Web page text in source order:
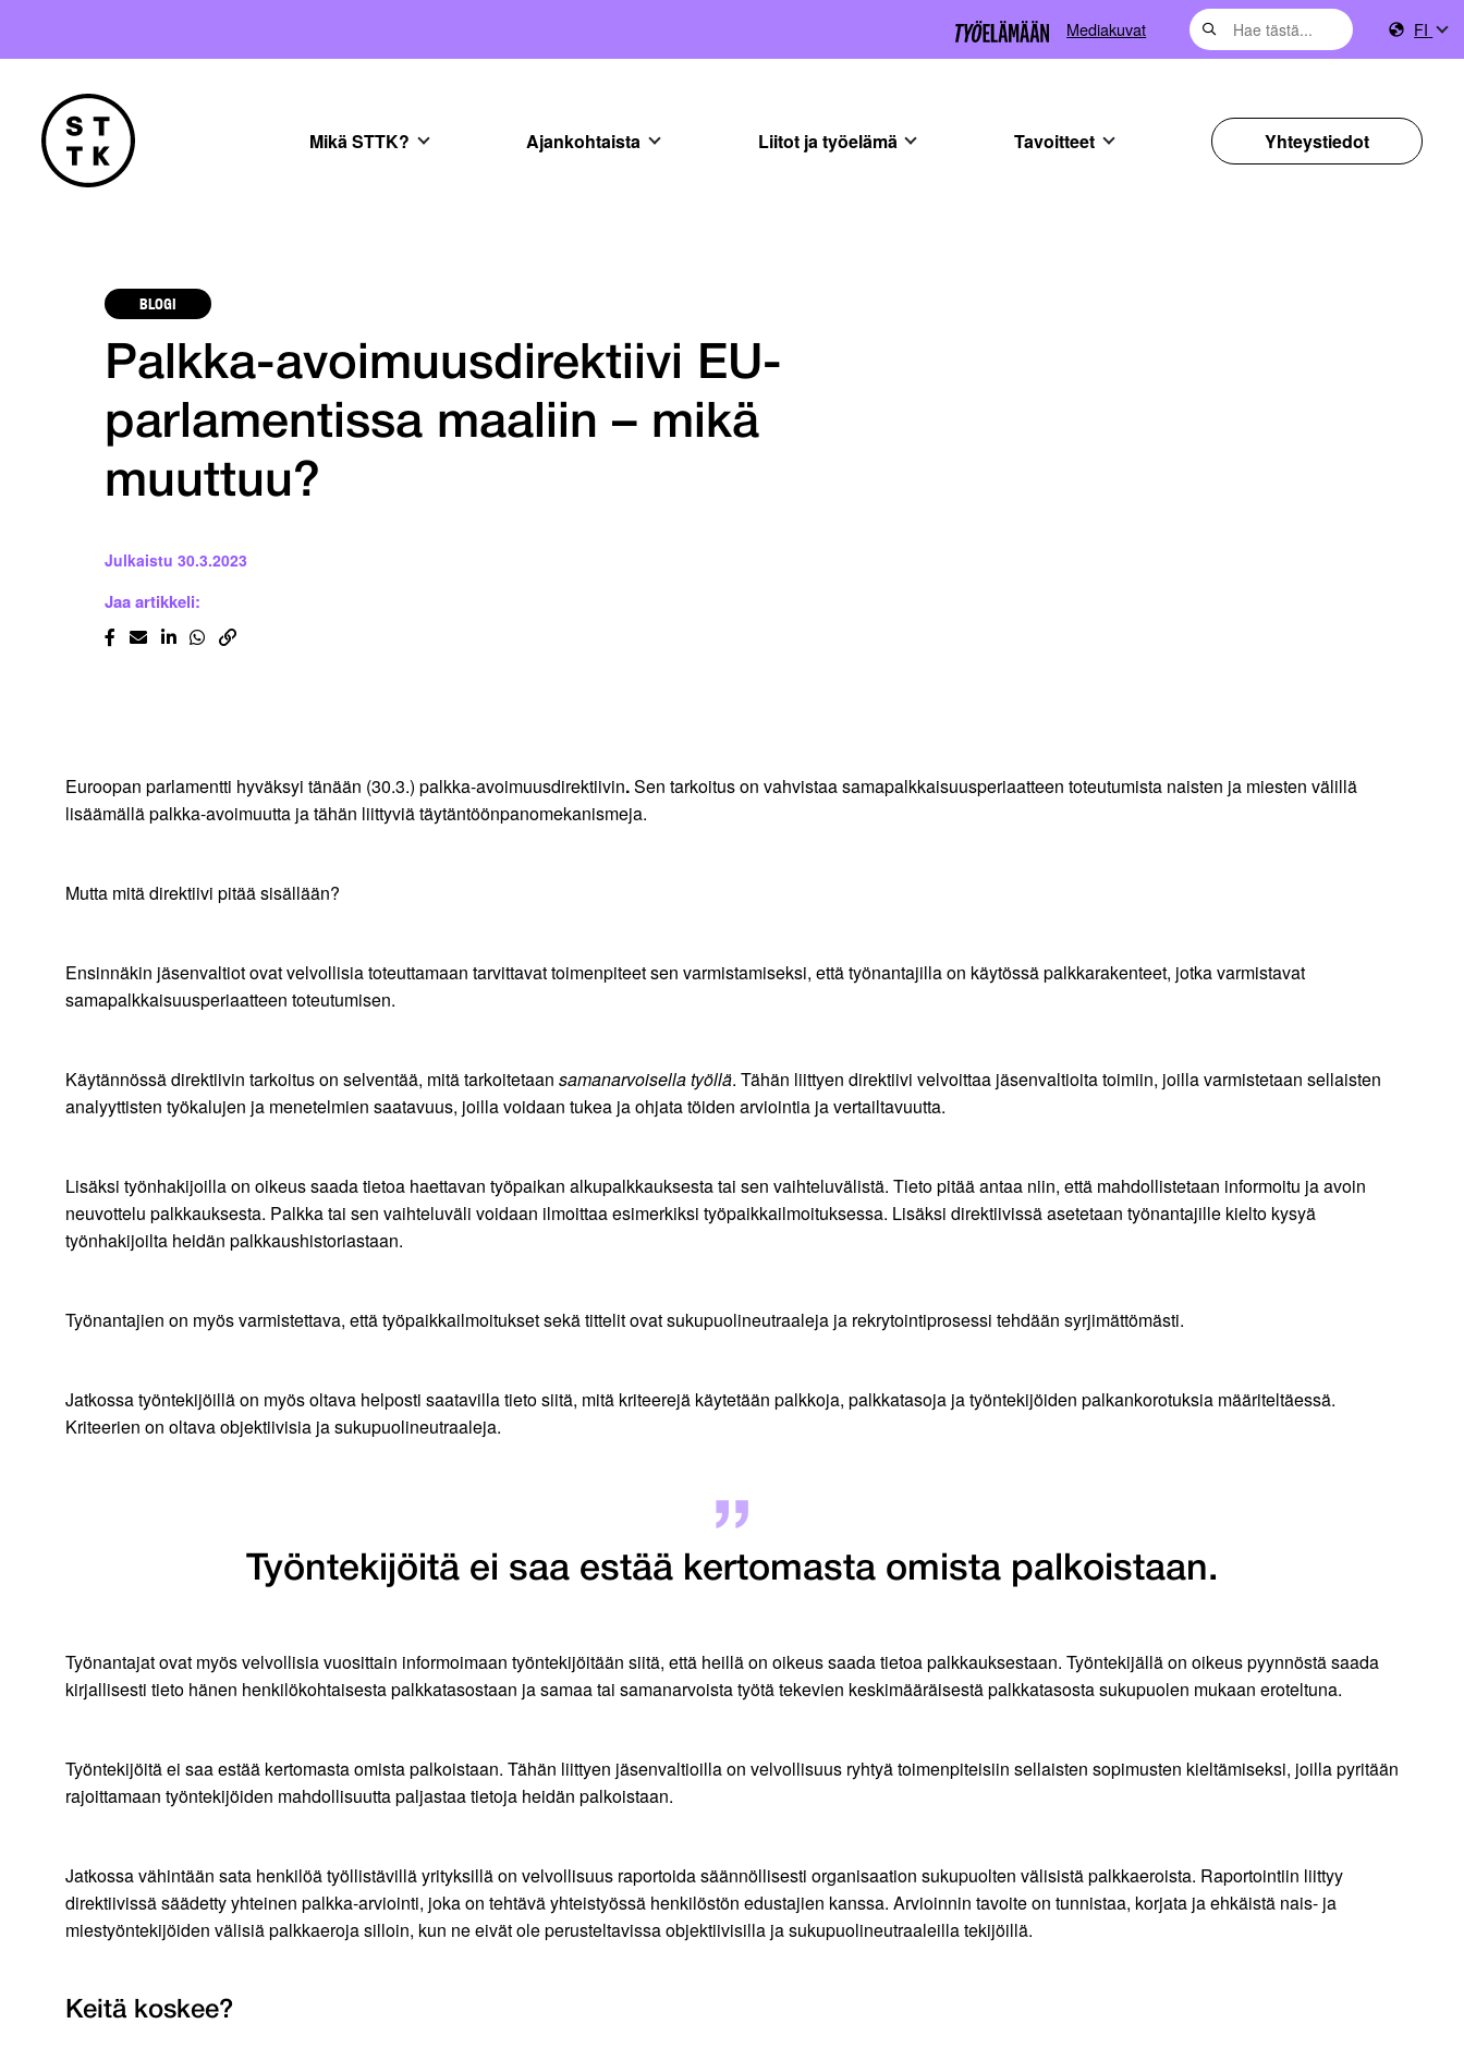
Mediakuvat FI
Mikä STTK? Ajankohtaista Liitot ja työelämä Tavoitteet Yhteystiedot
BLOGI
Palkka-avoimuusdirektiivi EU-
parlamentissa maaliin – mikä
muuttuu?
Julkaistu 30.3.2023
Jaa artikkeli:
Euroopan parlamentti hyväksyi tänään (30.3.) palkka-avoimuusdirektiivin.Sen tarkoitus on vahvistaa samapalkkaisuusperiaatteen toteutumista naisten ja miesten välillä
lisäämällä palkka-avoimuutta ja tähän liittyviä täytäntöönpanomekanismeja.
Mutta mitä direktiivi pitää sisällään?
Ensinnäkin jäsenvaltiot ovat velvollisia toteuttamaan tarvittavat toimenpiteet sen varmistamiseksi, että työnantajilla on käytössä palkkarakenteet, jotka varmistavat
samapalkkaisuusperiaatteen toteutumisen.
Käytännössä direktiivin tarkoitus on selventää, mitä tarkoitetaan samanarvoisella työllä. Tähän liittyen direktiivi velvoittaa jäsenvaltioita toimiin, joilla varmistetaan sellaisten
analyyttisten työkalujen ja menetelmien saatavuus, joilla voidaan tukea ja ohjata töiden arviointia ja vertailtavuutta.
Lisäksi työnhakijoilla on oikeus saada tietoa haettavan työpaikan alkupalkkauksesta tai sen vaihteluvälistä. Tieto pitää antaa niin, että mahdollistetaan informoitu ja avoin
neuvottelu palkkauksesta. Palkka tai sen vaihteluväli voidaan ilmoittaa esimerkiksi työpaikkailmoituksessa. Lisäksi direktiivissä asetetaan työnantajille kielto kysyä
työnhakijoilta heidän palkkaushistoriastaan.
Työnantajien on myös varmistettava, että työpaikkailmoitukset sekä tittelit ovat sukupuolineutraaleja ja rekrytointiprosessi tehdään syrjimättömästi.
Jatkossa työntekijöillä on myös oltava helposti saatavilla tieto siitä, mitä kriteerejä käytetään palkkoja, palkkatasoja ja työntekijöiden palkankorotuksia määriteltäessä.
Kriteerien on oltava objektiivisia ja sukupuolineutraaleja.
Työntekijöitä ei saa estää kertomasta omista palkoistaan.
Työnantajat ovat myös velvollisia vuosittain informoimaan työntekijöitään siitä, että heillä on oikeus saada tietoa palkkauksestaan. Työntekijällä on oikeus pyynnöstä saada
kirjallisesti tieto hänen henkilökohtaisesta palkkatasostaan ja samaa tai samanarvoista työtä tekevien keskimääräisestä palkkatasosta sukupuolen mukaan eroteltuna.
Työntekijöitä ei saa estää kertomasta omista palkoistaan. Tähän liittyen jäsenvaltioilla on velvollisuus ryhtyä toimenpiteisiin sellaisten sopimusten kieltämiseksi, joilla pyritään
rajoittamaan työntekijöiden mahdollisuutta paljastaa tietoja heidän palkoistaan.
Jatkossa vähintään sata henkilöä työllistävillä yrityksillä on velvollisuus raportoida säännöllisesti organisaation sukupuolten välisistä palkkaeroista. Raportointiin liittyy
direktiivissä säädetty yhteinen palkka-arviointi, joka on tehtävä yhteistyössä henkilöstön edustajien kanssa. Arvioinnin tavoite on tunnistaa, korjata ja ehkäistä nais- ja
miestyöntekijöiden välisiä palkkaeroja silloin, kun ne eivät ole perusteltavissa objektiivisilla ja sukupuolineutraaleilla tekijöillä.
Keitä koskee?